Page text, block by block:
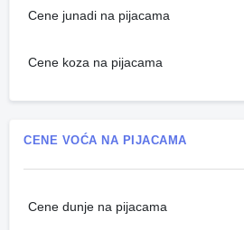
Cene junadi na pijacama
Cene koza na pijacama
CENE VOĆA NA PIJACAMA
Cene dunje na pijacama